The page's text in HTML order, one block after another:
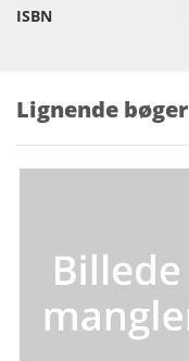
ISBN
Lignende bøger